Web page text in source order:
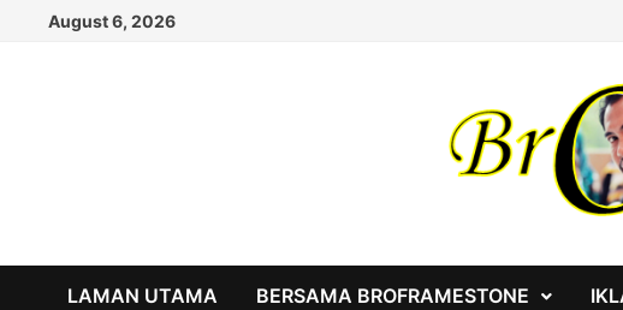
August 6, 2026
LAMAN UTAMA BERSAMA BROFRAMESTONE